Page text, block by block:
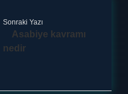
Sonraki Yazı
Asabiye kavramı
nedir